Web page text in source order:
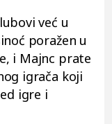
već u
poražen u
i Majnc prate
igrača koji
igre i